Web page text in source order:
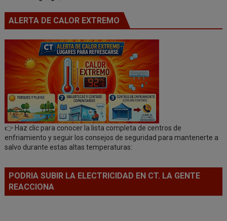
ALERTA DE CALOR EXTREMO
👉 Haz clic para conocer la lista completa de centros de
enfriamiento y seguir los consejos de seguridad para mantenerte a
salvo durante estas altas temperaturas:
PODRIA SUBIR LA ELECTRICIDAD EN CT. LA GENTE
REACCIONA